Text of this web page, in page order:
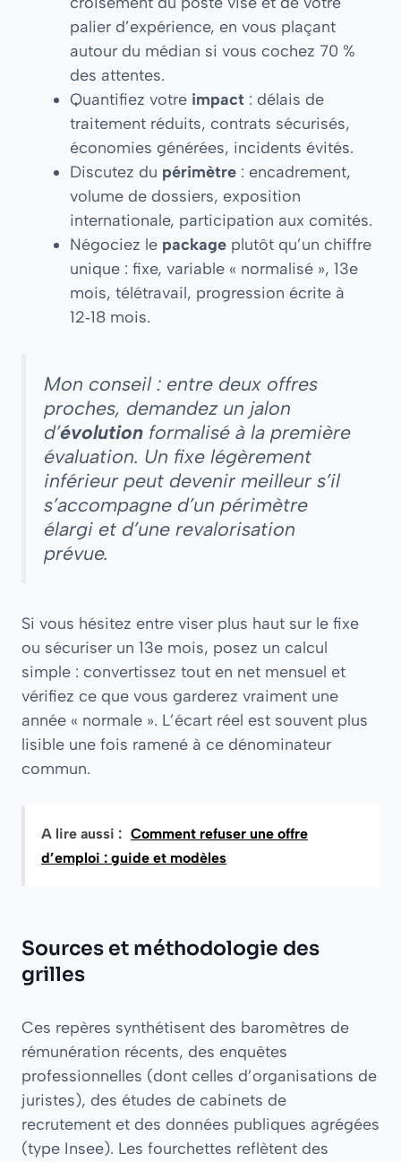
palier d’expérience, en vous plaçant
autour du médian si vous cochez 70 %
des attentes.
Quantifiez votre impact : délais de
traitement réduits, contrats sécurisés,
économies générées, incidents évités.
Discutez du périmètre : encadrement,
volume de dossiers, exposition
internationale, participation aux comités.
Négociez le package plutôt qu’un chiffre
unique : fixe, variable « normalisé », 13e
mois, télétravail, progression écrite à
12‑18 mois.
Mon conseil : entre deux offres
proches, demandez un jalon
d’évolution formalisé à la première
évaluation. Un fixe légèrement
inférieur peut devenir meilleur s’il
s’accompagne d’un périmètre
élargi et d’une revalorisation
prévue.
Si vous hésitez entre viser plus haut sur le fixe
ou sécuriser un 13e mois, posez un calcul
simple : convertissez tout en net mensuel et
vérifiez ce que vous garderez vraiment une
année « normale ». L’écart réel est souvent plus
lisible une fois ramené à ce dénominateur
commun.
A lire aussi : Comment refuser une offre
d’emploi : guide et modèles
Sources et méthodologie des
grilles
Ces repères synthétisent des baromètres de
rémunération récents, des enquêtes
professionnelles (dont celles d’organisations de
juristes), des études de cabinets de
recrutement et des données publiques agrégées
(type Insee). Les fourchettes reflètent des